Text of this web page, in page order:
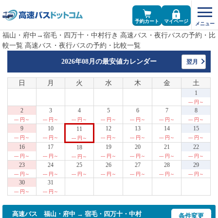
予約カート マイページ
福山・府中→宿毛・四万十・中村行き 高速バス・夜行バスの予約・比
較一覧 高速バス・夜行バスの予約・比較一覧
2026年08月の最安値カレンダー 翌月
日 月 火 水 木 金 土
1
--- 円～
2
--- 円～
3
--- 円～
4
--- 円～
5
--- 円～
6
--- 円～
7
--- 円～
8
--- 円～
9
--- 円～
10
--- 円～
11
--- 円～
12
--- 円～
13
--- 円～
14
--- 円～
15
--- 円～
16
--- 円～
17
--- 円～
18
--- 円～
19
--- 円～
20
--- 円～
21
--- 円～
22
--- 円～
23
--- 円～
24
--- 円～
25
--- 円～
26
--- 円～
27
--- 円～
28
--- 円～
29
--- 円～
30
--- 円～
31
--- 円～
高速バス 福山・府中 → 宿毛・四万十・中村 条件変更